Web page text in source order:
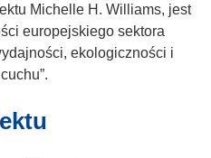
Michelle H. Williams, jest
europejskiego sektora
ekologiczności i